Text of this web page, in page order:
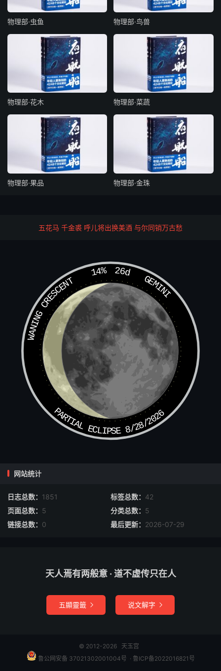
汉王子渊名褒，从成都杨惠买夫时，户下有一髯奴，名便
了，决卖万五千，与立券，约从百使役。
韩愈寄卢仝诗云：“玉川先生洛城里，破屋数间而已矣。一
奴长须不裹头，一婢赤脚老无齿。”又东坡云：“常呼赤脚
婢，雨中撷园蔬。”
掌笺婢
唐潞州节度使薛嵩，有侍婢红线，嵩使掌笺表，号内记室。
吹篪婢
后魏河间王有婢曰朝云，善吹篪。诸羗叛，王使朝云假为妪
桃叶渡。（献之有歌曰：桃叶复桃叶，渡江不用楫。但渡无
所苦，我自来迎接。）
唐李密宠姬名雪儿，每宾客，有辞章奇丽者，付雪儿协律歌
之。故号雪儿歌。
绛桃柳枝
韩退之二侍姬，名绛桃、柳枝。退之初出使未归，柳枝窜
去，家人追获。及镇州，有云：“别来杨柳街头树，摆乱春
风只欲归，惟有小桃园里在，柳花不发侍郎回。”自是专属
白乐天两婢，一名樊素，一名小蛮。有云：“樱桃樊素口，
明太祖驸马梅殷仆也。谭深、赵曦谋杀驸马，文皇帝杀此二
主父回。其妻虑事败，以毒酒饮之，命婢葵枝行酒。葵枝知
其谋而忖曰：“从主母而杀主人，不可谓义；受主母托而破
李元苍头
物理部·虫鱼 物理部·鸟兽
物理部·花木 物理部·菜蔬
物理部·果品 物理部·金珠
五花马 千金裘 呼儿将出换美酒 与尔同销万古愁
14% 26d
GEMINI
WANING CRESCENT
PARTIAL ECLIPSE 8/28/2026
网站统计
日志总数： 1851 标签总数： 42
页面总数： 5 分类总数： 5
链接总数： 0 最后更新： 2026-07-29
天人焉有两般意 · 道不虚传只在人
五顯靈籤  说文解字 
© 2012-2026 天玉宫
鲁公网安备 37021302001004号 ​​​ · 鲁ICP备2022016821号